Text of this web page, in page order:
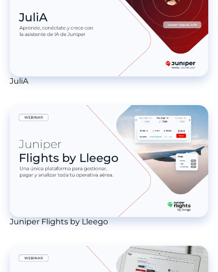
JuliA
Juniper Flights by Lleego